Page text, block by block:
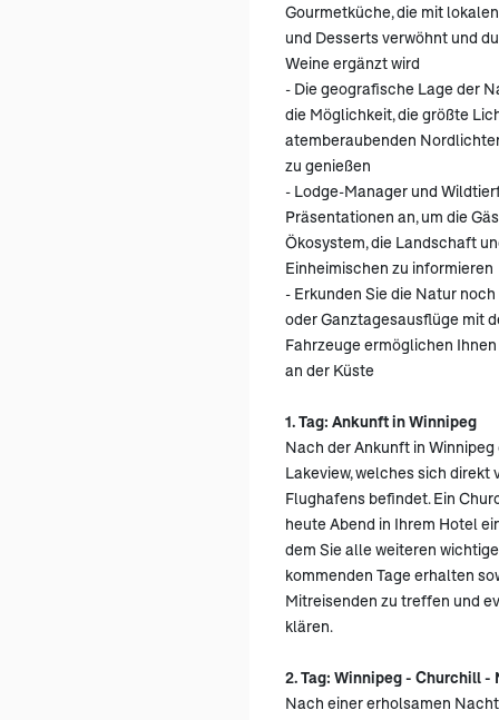
Gourmetküche, die mit
und Desserts verwöhnt und
Weine ergänzt wird
- Die geografische Lage der
die Möglichkeit, die größte
atemberaubenden
zu genießen
- Lodge-Manager und
Präsentationen an, um die
Ökosystem, die Landschaft
Einheimischen zu informieren
- Erkunden Sie die Natur
oder Ganztagesausflüge mit
Fahrzeuge ermöglichen
an der Küste
1. Tag: Ankunft in Winnipeg
Nach der Ankunft in
Lakeview, welches sich
Flughafens befindet. Ein
heute Abend in Ihrem Hotel
dem Sie alle weiteren
kommenden Tage erhalten
Mitreisenden zu treffen und
klären.
2. Tag: Winnipeg - Churchill -
Nach einer erholsamen